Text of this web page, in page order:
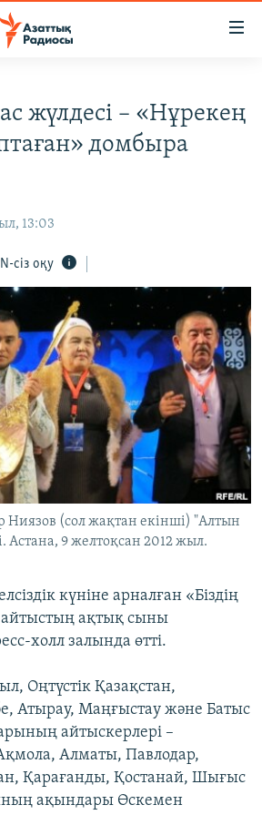
жүлдесі – «Нұрекең
домбыра
13:03
сіз оқу
(сол жақтан екінші) "Алтын
Астана, 9 желтоқсан 2012 жыл.
күніне арналған «Біздің
ақтық сыны
холл залында өтті.
Оңтүстік Қазақстан,
Атырау, Маңғыстау және Батыс
айтыскерлері –
Алматы, Павлодар,
Қарағанды, Қостанай, Шығыс
ақындары Өскемен